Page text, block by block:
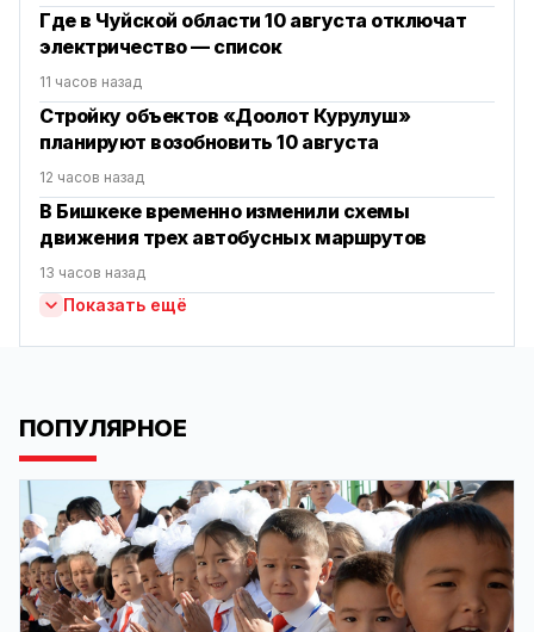
Где в Чуйской области 10 августа отключат
электричество — список
11 часов назад
Стройку объектов «Доолот Курулуш»
планируют возобновить 10 августа
12 часов назад
В Бишкеке временно изменили схемы
движения трех автобусных маршрутов
13 часов назад
Показать ещё
ПОПУЛЯРНОЕ